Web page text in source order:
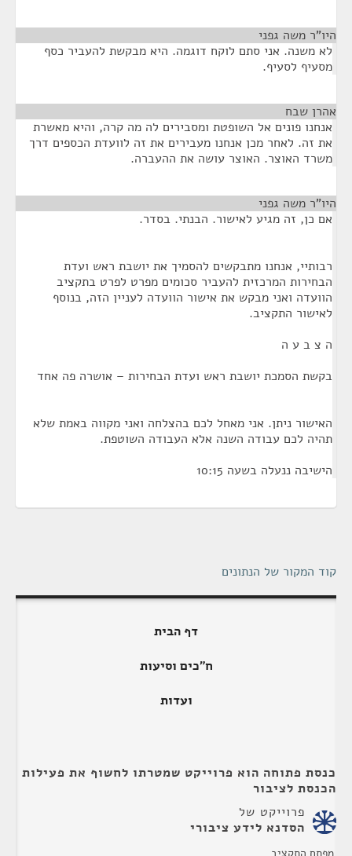
היו"ר משה גפני
לא משנה. אני סתם לוקח דוגמה. היא מבקשת להעביר כסף
מסעיף לסעיף.
אהרן שבח
אנחנו פונים אל השופטת ומסבירים לה מה קרה, והיא מאשרת
את זה. לאחר מכן אנחנו מעבירים את זה לוועדת הכספים דרך
משרד האוצר. האוצר עושה את ההעברה.
היו"ר משה גפני
אם כן, זה מגיע לאישור. הבנתי. בסדר.
רבותיי, אנחנו מתבקשים להסמיך את יושבת ראש ועדת
הבחירות המרכזית להעביר סכומים מפרט לפרט בתקציב
הוועדה ואני מבקש את אישור הוועדה לעניין הזה, בנוסף
לאישור התקציב.
ה צ ב ע ה
בקשת הסמכת יושבת ראש ועדת הבחירות – אושרה פה אחד
האישור ניתן. אני מאחל לכם בהצלחה ואני מקווה באמת שלא
תהיה לכם עבודה השנה אלא העבודה השוטפת.
הישיבה ננעלה בשעה 10:15
קוד המקור של הנתונים
דף הבית
ח"כים וסיעות
ועדות
כנסת פתוחה הוא פרוייקט שמטרתו לחשוף את פעילות
הכנסת לציבור
פרוייקט של
הסדנא לידע ציבורי